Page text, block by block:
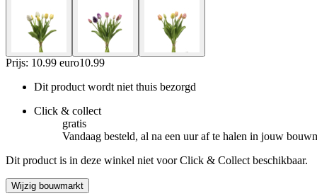
Prijs: 10.99 euro10.99
Dit product wordt niet thuis bezorgd
Click & collect
gratis
Vandaag besteld, al na een uur af te halen in jouw
Dit product is in deze winkel niet voor Click & Collect beschikbaar.
Wijzig bouwmarkt